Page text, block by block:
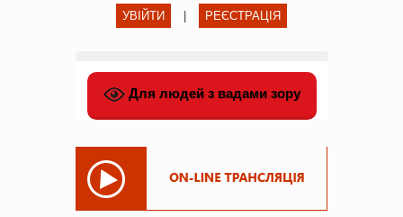
УВІЙТИ РЕЄСТРАЦІЯ
Для людей з вадами зору